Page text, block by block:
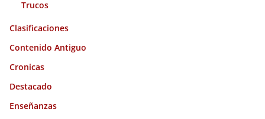
Trucos
Clasificaciones
Contenido Antiguo
Cronicas
Destacado
Enseñanzas